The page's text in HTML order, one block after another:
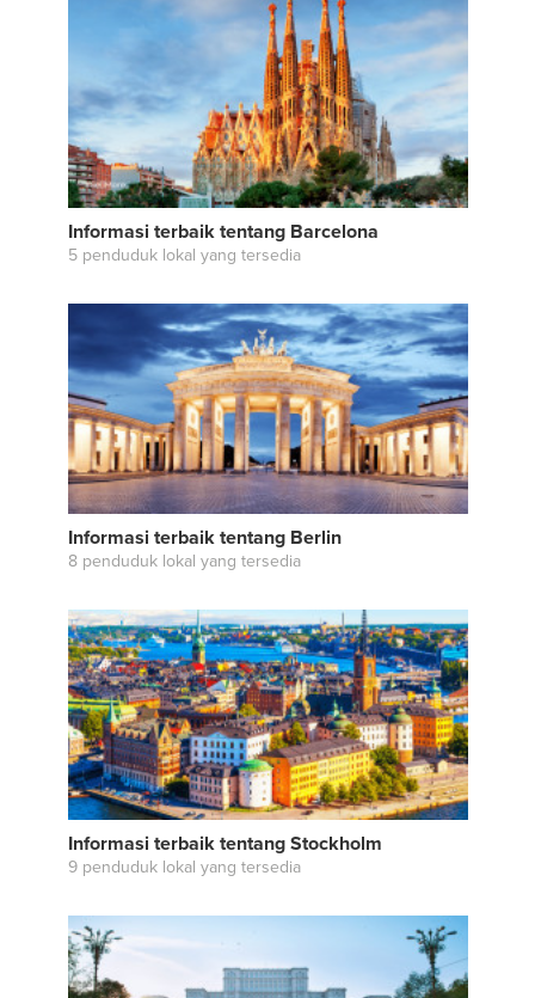
Informasi terbaik tentang Barcelona
5 penduduk lokal yang tersedia
Informasi terbaik tentang Berlin
8 penduduk lokal yang tersedia
Informasi terbaik tentang Stockholm
9 penduduk lokal yang tersedia